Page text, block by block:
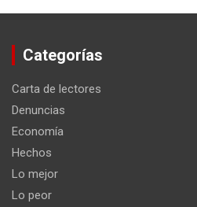
Categorías
Carta de lectores
Denuncias
Economía
Hechos
Lo mejor
Lo peor